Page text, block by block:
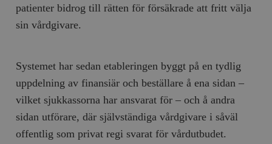
patienter bidrog till rätten för försäkrade att fritt välja
sin vårdgivare.
Systemet har sedan etableringen byggt på en tydlig
uppdelning av finansiär och beställare å ena sidan –
vilket sjukkassorna har ansvarat för – och å andra
sidan utförare, där självständiga vårdgivare i såväl
offentlig som privat regi svarat för vårdutbudet.